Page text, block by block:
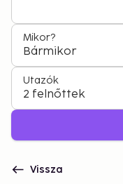
Mikor?
Bármikor
Utazók
2 felnőttek
Vissza